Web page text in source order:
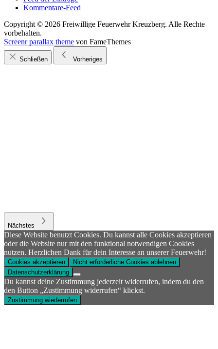
Kommentare-Feed
Copyright © 2026 Freiwillige Feuerwehr Kreuzberg. Alle Rechte
vorbehalten.
Screenr parallax theme von FameThemes
Schließen Vorheriges
Nächstes
Diese Website benutzt Cookies. Du kannst alle Cookies akzeptieren
oder die Website nur mit den funktional notwendigen Cookies
nutzen. Herzlichen Dank für dein Interesse an unserer Feuerwehr!
Cookies akzeptieren
Nicht erforderliche Cookies ablehnen
Datenschutzerklärung
Du kannst deine Zustimmung jederzeit widerrufen, indem du den
den Button „Zustimmung widerrufen“ klickst.
Zustimmung wiederrufen